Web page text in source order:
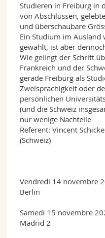
Studieren in Freiburg in
von Abschlüssen,
und überschaubare
Ein Studium im
gewählt, ist aber
Wie gelingt der Schritt
Frankreich und der
gerade Freiburg als
Zweisprachigkeit oder
persönlichen
(und die Schweiz
nur wenige Nachteile
Referent: Vincent
(Schweiz)
Vendredi 14 novembre
Berlin
Samedi 15 novembre
Madrid 2